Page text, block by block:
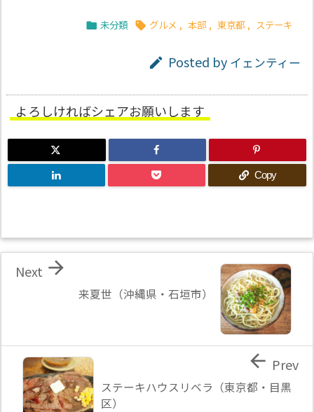
 未分類  グルメ , 本部 , 東京都 , ステーキ
 Posted by イェンティー
よろしければシェアお願いします
Copy
来夏世（沖縄県・石垣市）

Next
ステーキハウスリベラ（東京都・目黒
区）
 Prev